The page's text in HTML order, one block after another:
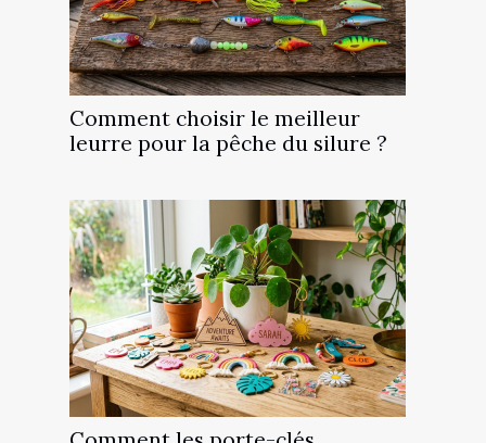
Comment choisir le meilleur
leurre pour la pêche du silure ?